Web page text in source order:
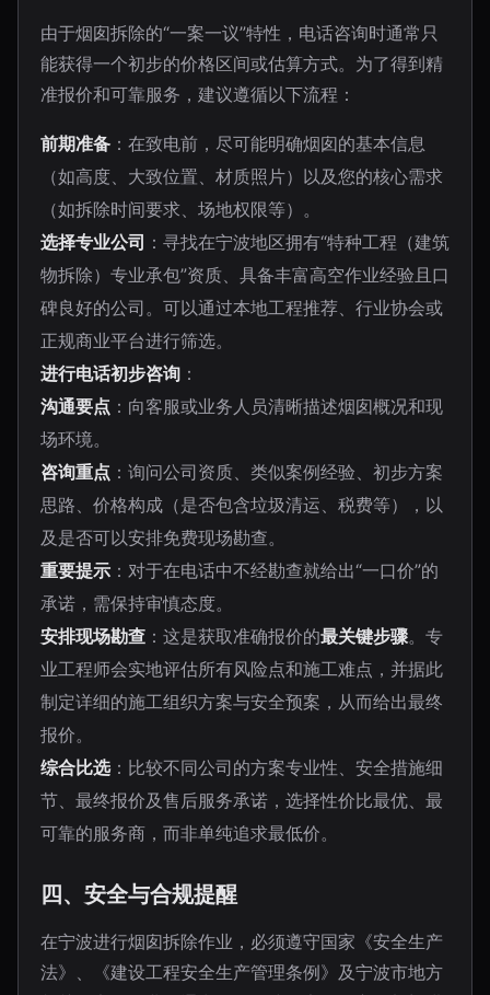
由于烟囱拆除的“一案一议”特性，电话咨询时通常只
能获得一个初步的价格区间或估算方式。为了得到精
准报价和可靠服务，建议遵循以下流程：
前期准备 ：在致电前，尽可能明确烟囱的基本信息
（如高度、大致位置、材质照片）以及您的核心需求
（如拆除时间要求、场地权限等）。
选择专业公司 ：寻找在宁波地区拥有“特种工程（建筑
物拆除）专业承包”资质、具备丰富高空作业经验且口
碑良好的公司。可以通过本地工程推荐、行业协会或
正规商业平台进行筛选。
进行电话初步咨询 ：
沟通要点 ：向客服或业务人员清晰描述烟囱概况和现
场环境。
咨询重点 ：询问公司资质、类似案例经验、初步方案
思路、价格构成（是否包含垃圾清运、税费等），以
及是否可以安排免费现场勘查。
重要提示 ：对于在电话中不经勘查就给出“一口价”的
承诺，需保持审慎态度。
安排现场勘查 ：这是获取准确报价的最关键步骤。专
业工程师会实地评估所有风险点和施工难点，并据此
制定详细的施工组织方案与安全预案，从而给出最终
报价。
综合比选：比较不同公司的方案专业性、安全措施细
节、最终报价及售后服务承诺，选择性价比最优、最
可靠的服务商，而非单纯追求最低价。
四、安全与合规提醒
在宁波进行烟囱拆除作业，必须遵守国家《安全生产
法》、《建设工程安全生产管理条例》及宁波市地方